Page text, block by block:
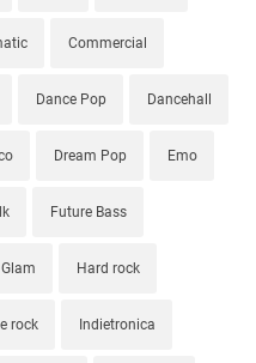
Commercial
Dance Pop Dancehall
Dream Pop Emo
Future Bass
Glam Hard rock
rock Indietronica